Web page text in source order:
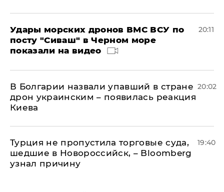
Удары морских дронов ВМС ВСУ по
посту "Сиваш" в Черном море
показали на видео
20:11
В Болгарии назвали упавший в стране
дрон украинским – появилась реакция
Киева
20:02
Турция не пропустила торговые суда,
шедшие в Новороссийск, – Bloomberg
узнал причину
19:40